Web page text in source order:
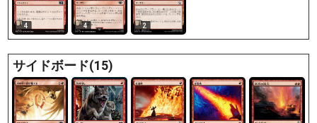
4 4 2
サイドボード(15)